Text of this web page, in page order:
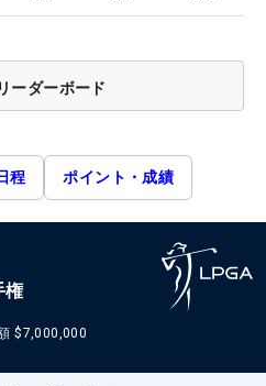
ーダーボード
程 ポイント・成績
権
$7,000,000